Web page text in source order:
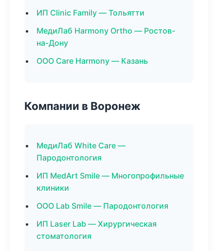
ИП Clinic Family — Тольятти
МедиЛаб Harmony Ortho — Ростов-
на-Дону
ООО Care Harmony — Казань
Компании в Воронеж
МедиЛаб White Care —
Пародонтология
ИП MedArt Smile — Многопрофильные
клиники
ООО Lab Smile — Пародонтология
ИП Laser Lab — Хирургическая
стоматология